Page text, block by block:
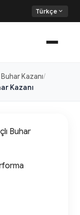
Türkçe expand_more
Buhar Kazanı
Kazanı